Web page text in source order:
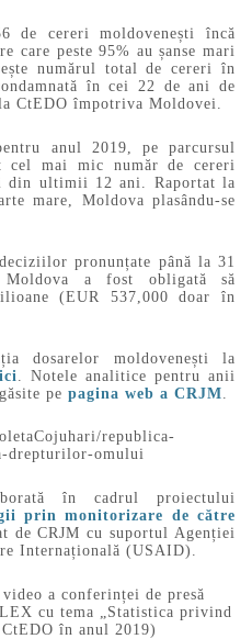
de cereri moldovenești încă
care peste 95% au șanse mari
numărul total de cereri în
în cei 22 de ani de
CtEDO împotriva Moldovei.
anul 2019, pe parcursul
cel mai mic număr de cereri
din ultimii 12 ani. Raportat la
mare, Moldova plasându-se
pronunțate până la 31
Moldova a fost obligată să
(EUR 537,000 doar în
dosarelor moldovenești la
. Notele analitice pentru anii
pe pagina web a CRJM
republica-
drepturilor-omului
în cadrul proiectului
prin monitorizare de către
de CRJM cu suportul Agenției
Internațională (USAID).
a conferinței de presă
cu tema „Statistica privind
în anul 2019)